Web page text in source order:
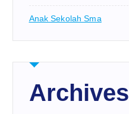
Anak Sekolah Sma
Archives